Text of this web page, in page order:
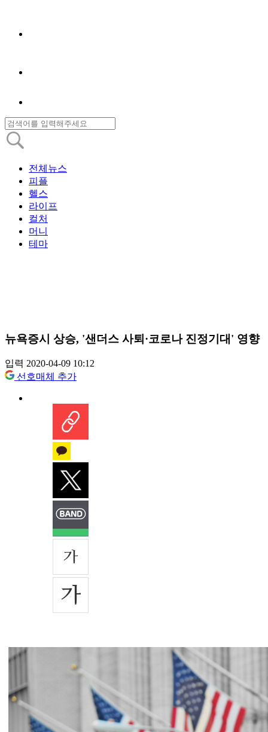
전체뉴스
피플
헬스
라이프
컬처
머니
테마
뉴욕증시 상승, '샌더스 사퇴·코로나 진정기대' 영향
입력 2020-04-09 10:12
선호매체 추가